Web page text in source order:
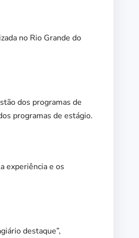
no Rio Grande do
dos programas de
programas de estágio.
experiência e os
destaque”,